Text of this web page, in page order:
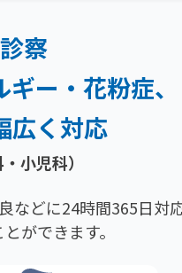
察
ギー・花粉症、
広く対応
小児科）
どに24時間365日対応
ができます。